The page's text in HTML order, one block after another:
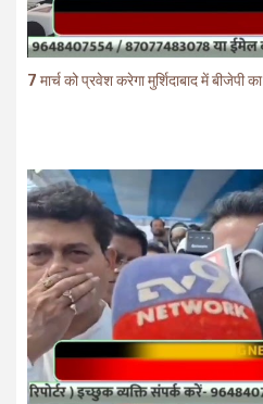
7 मार्च को प्रवेश करेगा मुर्शिदाबाद में बीजेपी